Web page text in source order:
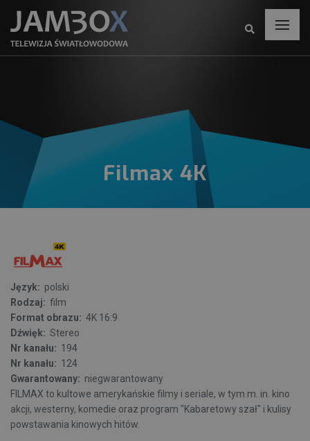
Filmax 4K
Język: polski
Rodzaj: film
Format obrazu: 4K 16:9
Dźwięk: Stereo
Nr kanału: 194
Nr kanału: 124
Gwarantowany: niegwarantowany
FILMAX to kultowe amerykańskie filmy i seriale, w tym m. in. kino
akcji, westerny, komedie oraz program "Kabaretowy szał" i kulisy
powstawania kinowych hitów.